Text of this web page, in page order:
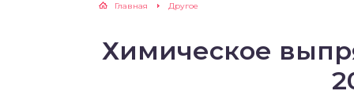
Главная Другое
Химическое